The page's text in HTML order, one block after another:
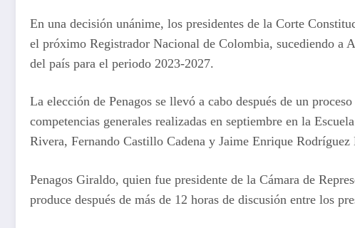
En una decisión unánime, los presidentes de la Corte
el próximo Registrador Nacional de Colombia, sucediendo a
del país para el periodo 2023-2027.
La elección de Penagos se llevó a cabo después de un
competencias generales realizadas en septiembre en la
Rivera, Fernando Castillo Cadena y Jaime Enrique
Penagos Giraldo, quien fue presidente de la Cámara de
produce después de más de 12 horas de discusión entre los